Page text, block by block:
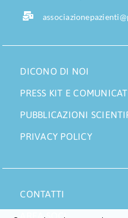
DICONO DI NOI
PRESS KIT E
PUBBLICAZIONI
PRIVACY POLICY
CONTATTI
AREA SOCI